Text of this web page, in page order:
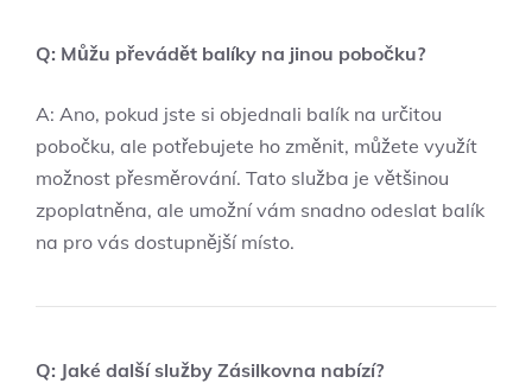
Q: Můžu převádět balíky na jinou pobočku?
A: Ano, pokud jste si objednali balík na určitou
pobočku, ale potřebujete ho změnit, můžete využít
možnost přesměrování. Tato služba je většinou
zpoplatněna, ale umožní vám snadno odeslat balík
na pro vás dostupnější místo.
Q: Jaké další služby Zásilkovna nabízí?